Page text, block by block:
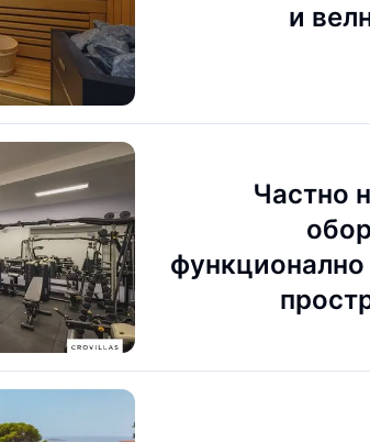
и
Частно
функционално